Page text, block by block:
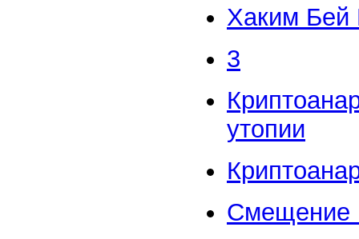
Хаким Бей
3
утопии
Смещение